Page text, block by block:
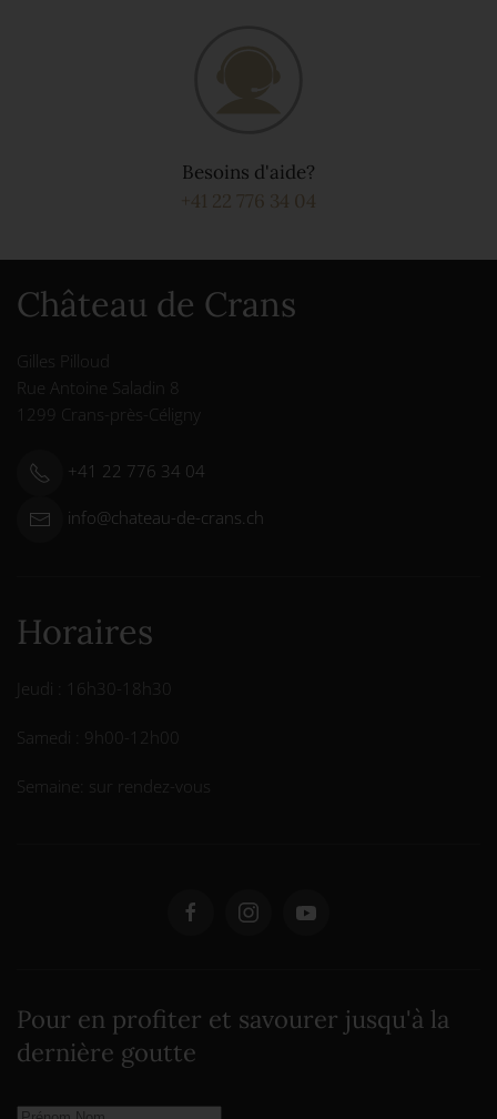
Besoins d'aide?
+41 22 776 34 04
Château de Crans
Gilles Pilloud
Rue Antoine Saladin 8
1299 Crans-près-Céligny
+41 22 776 34 04
info@chateau-de-crans.ch
Horaires
Jeudi : 16h30-18h30
Samedi : 9h00-12h00
Semaine: sur rendez-vous
Pour en profiter et savourer jusqu'à la
dernière goutte